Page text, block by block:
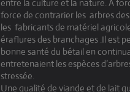
entre la culture et la nature. A
force de contrarier les arbres
les fabricants de matériel
éraflures des branchages .Il est
bonne santé du bétail en
entretenaient les espèces
stressée.
Une qualité de viande et de lait